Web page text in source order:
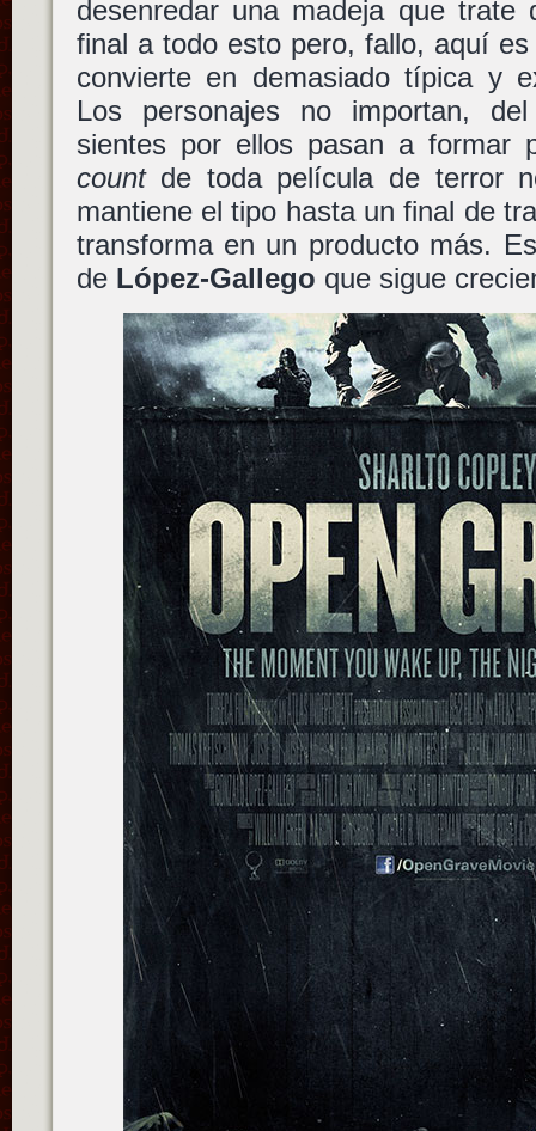
desenredar una madeja que trate
final a todo esto pero, fallo, aquí
convierte en demasiado típica y
Los personajes no importan,
sientes por ellos pasan a formar
countde toda película de terror
mantiene el tipo hasta un final de
transforma en un producto más.
de López-Gallego que sigue